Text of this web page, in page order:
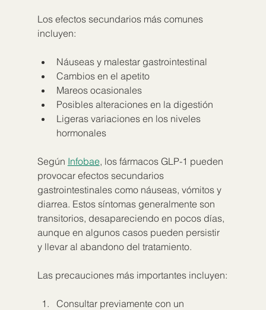
Los efectos secundarios más comunes
incluyen:
Náuseas y malestar gastrointestinal
Cambios en el apetito
Mareos ocasionales
Posibles alteraciones en la digestión
Ligeras variaciones en los niveles
hormonales
Según Infobae, los fármacos GLP-1 pueden
provocar efectos secundarios
gastrointestinales como náuseas, vómitos y
diarrea. Estos síntomas generalmente son
transitorios, desapareciendo en pocos días,
aunque en algunos casos pueden persistir
y llevar al abandono del tratamiento.
Las precauciones más importantes incluyen:
Consultar previamente con un